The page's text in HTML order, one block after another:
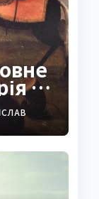
та